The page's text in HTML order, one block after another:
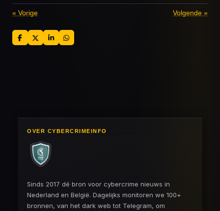
« Vorige Volgende »
D
e
D
e
S
h
D
e
OVER CYBERCRIMEINFO
Sinds 2017 dé bron voor cybercrime nieuws in
Nederland en België. Dagelijks monitoren we 100+
bronnen, van het dark web tot Telegram, om